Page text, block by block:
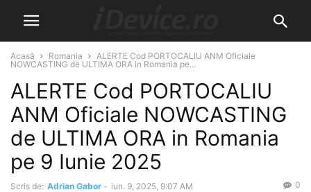
Acasă Romania
ALERTE Cod PORTOCALIU ANM Oficiale
NOWCASTING de ULTIMA ORA in Romania pe...
ALERTE Cod PORTOCALIU
ANM Oficiale NOWCASTING
de ULTIMA ORA in Romania
pe 9 Iunie 2025
Scris de: Adrian Gabor - iun. 9, 2025, 9:07 AM 0